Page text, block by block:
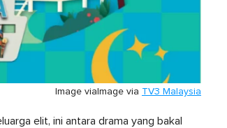
Image via TV3 Malaysia
Image via
elit, ini antara drama yang bakal